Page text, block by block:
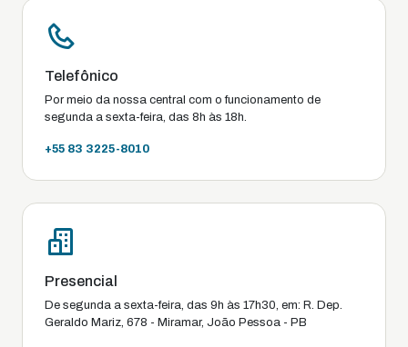
Telefônico
Por meio da nossa central com o funcionamento de
segunda a sexta-feira, das 8h às 18h.
+55 83 3225-8010
Presencial
De segunda a sexta-feira, das 9h às 17h30, em: R. Dep.
Geraldo Mariz, 678 - Miramar, João Pessoa - PB